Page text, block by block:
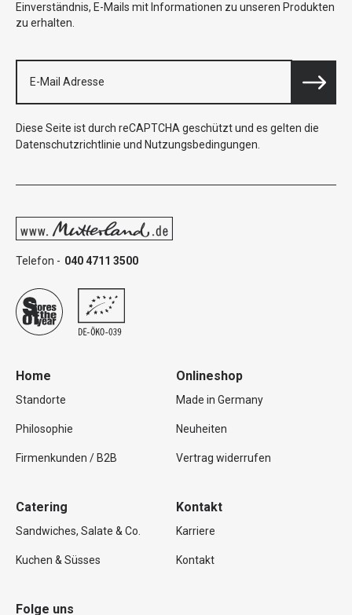
Einverständnis, E-Mails mit Informationen zu unseren Produkten
zu erhalten.
Diese Seite ist durch reCAPTCHA geschützt und es gelten die
Datenschutzrichtlinie und Nutzungsbedingungen
Telefon - 040 4711 3500
Home
Standorte
Philosophie
Firmenkunden / B2B
Onlineshop
Made in Germany
Neuheiten
Vertrag widerrufen
Catering
Sandwiches, Salate & Co.
Kuchen & Süsses
Kontakt
Karriere
Kontakt
Folge uns